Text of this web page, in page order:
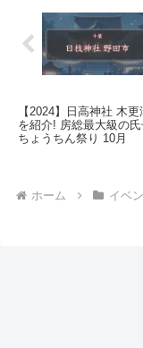
【2024】日高神社 木
を紹介! 房総最大級の
ちょうちん祭り 10月
ホーム イベ